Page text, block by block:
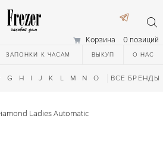
Корзина 0 позиций
ЗАПОНКИ К ЧАСАМ ВЫКУП О НАС
G H I J K L M N O Q R S T
ВСЕ БРЕНДЫ
Ladies Automatic